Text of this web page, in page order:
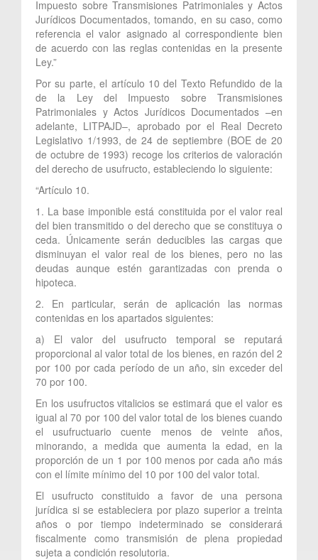
Impuesto sobre Transmisiones Patrimoniales y Actos
Jurídicos Documentados, tomando, en su caso, como
referencia el valor asignado al correspondiente bien
de acuerdo con las reglas contenidas en la presente
Ley.”
Por su parte, el artículo 10 del Texto Refundido de la
de la Ley del Impuesto sobre Transmisiones
Patrimoniales y Actos Jurídicos Documentados –en
adelante, LITPAJD–, aprobado por el Real Decreto
Legislativo 1/1993, de 24 de septiembre (BOE de 20
de octubre de 1993) recoge los criterios de valoración
del derecho de usufructo, estableciendo lo siguiente:
“Artículo 10.
1. La base imponible está constituida por el valor real
del bien transmitido o del derecho que se constituya o
ceda. Únicamente serán deducibles las cargas que
disminuyan el valor real de los bienes, pero no las
deudas aunque estén garantizadas con prenda o
hipoteca.
2. En particular, serán de aplicación las normas
contenidas en los apartados siguientes:
a) El valor del usufructo temporal se reputará
proporcional al valor total de los bienes, en razón del 2
por 100 por cada período de un año, sin exceder del
70 por 100.
En los usufructos vitalicios se estimará que el valor es
igual al 70 por 100 del valor total de los bienes cuando
el usufructuario cuente menos de veinte años,
minorando, a medida que aumenta la edad, en la
proporción de un 1 por 100 menos por cada año más
con el límite mínimo del 10 por 100 del valor total.
El usufructo constituido a favor de una persona
jurídica si se estableciera por plazo superior a treinta
años o por tiempo indeterminado se considerará
fiscalmente como transmisión de plena propiedad
sujeta a condición resolutoria.